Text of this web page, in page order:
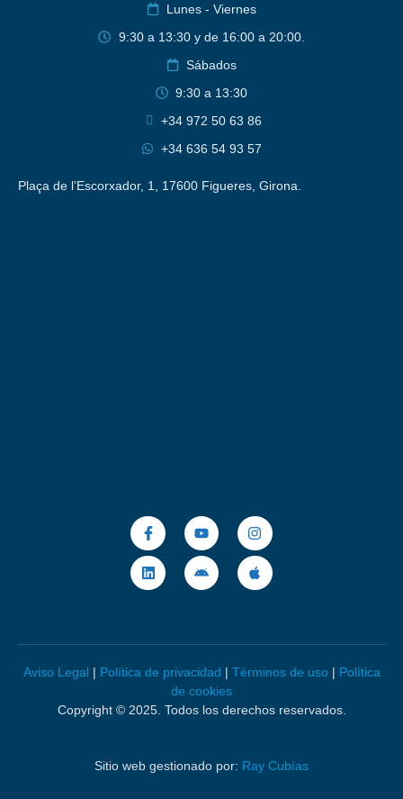
Lunes - Viernes
9:30 a 13:30 y de 16:00 a 20:00.
Sábados
9:30 a 13:30
+34 972 50 63 86
+34 636 54 93 57
Plaça de l’Escorxador, 1, 17600 Figueres, Girona.
Sitio web gestionado por: Ray Cubías
Aviso Legal | Política de privacidad | Términos de uso | Política
de cookies
Copyright © 2025. Todos los derechos reservados.